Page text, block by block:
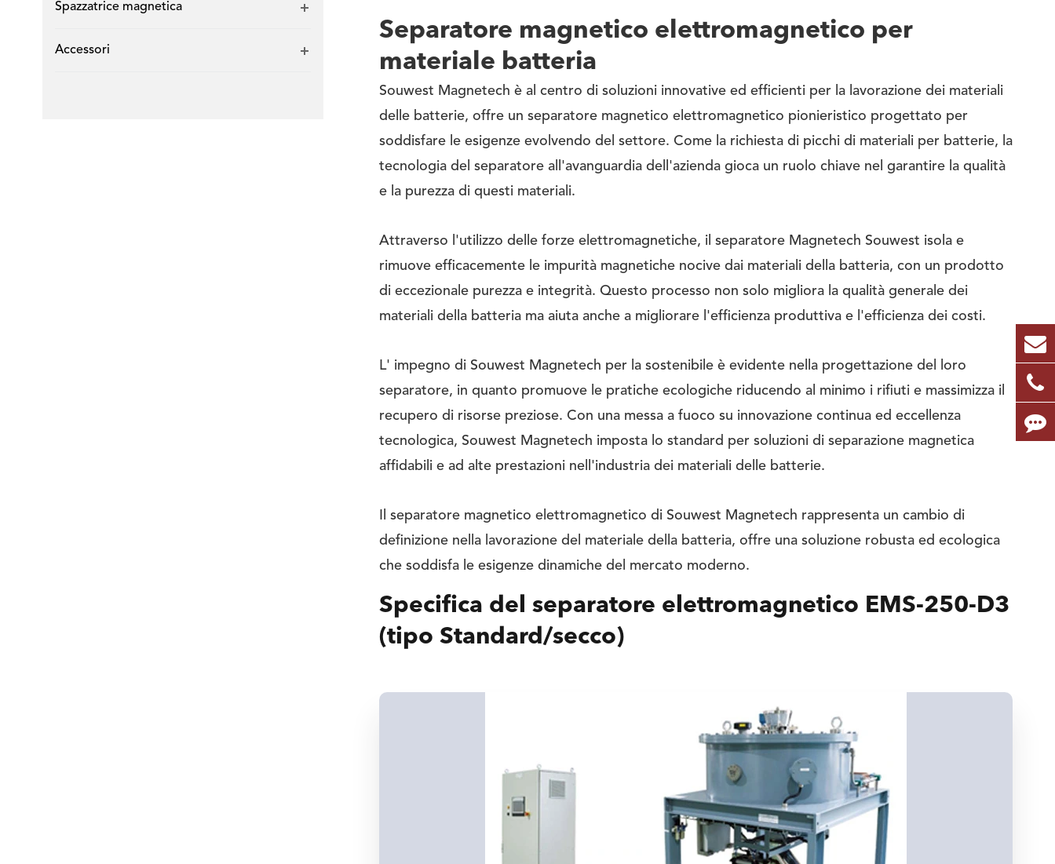
Spazzatrice magnetica
Accessori
Separatore magnetico elettromagnetico per
materiale batteria
Souwest Magnetech è al centro di soluzioni innovative ed efficienti per la lavorazione dei materiali
delle batterie, offre un separatore magnetico elettromagnetico pionieristico progettato per
soddisfare le esigenze evolvendo del settore. Come la richiesta di picchi di materiali per batterie, la
tecnologia del separatore all'avanguardia dell'azienda gioca un ruolo chiave nel garantire la qualità
e la purezza di questi materiali.
Attraverso l'utilizzo delle forze elettromagnetiche, il separatore Magnetech Souwest isola e
rimuove efficacemente le impurità magnetiche nocive dai materiali della batteria, con un prodotto
di eccezionale purezza e integrità. Questo processo non solo migliora la qualità generale dei
materiali della batteria ma aiuta anche a migliorare l'efficienza produttiva e l'efficienza dei costi.
L' impegno di Souwest Magnetech per la sostenibile è evidente nella progettazione del loro
separatore, in quanto promuove le pratiche ecologiche riducendo al minimo i rifiuti e massimizza il
recupero di risorse preziose. Con una messa a fuoco su innovazione continua ed eccellenza
tecnologica, Souwest Magnetech imposta lo standard per soluzioni di separazione magnetica
affidabili e ad alte prestazioni nell'industria dei materiali delle batterie.
Il separatore magnetico elettromagnetico di Souwest Magnetech rappresenta un cambio di
definizione nella lavorazione del materiale della batteria, offre una soluzione robusta ed ecologica
che soddisfa le esigenze dinamiche del mercato moderno.
Specifica del separatore elettromagnetico EMS-250-D3
(tipo Standard/secco)